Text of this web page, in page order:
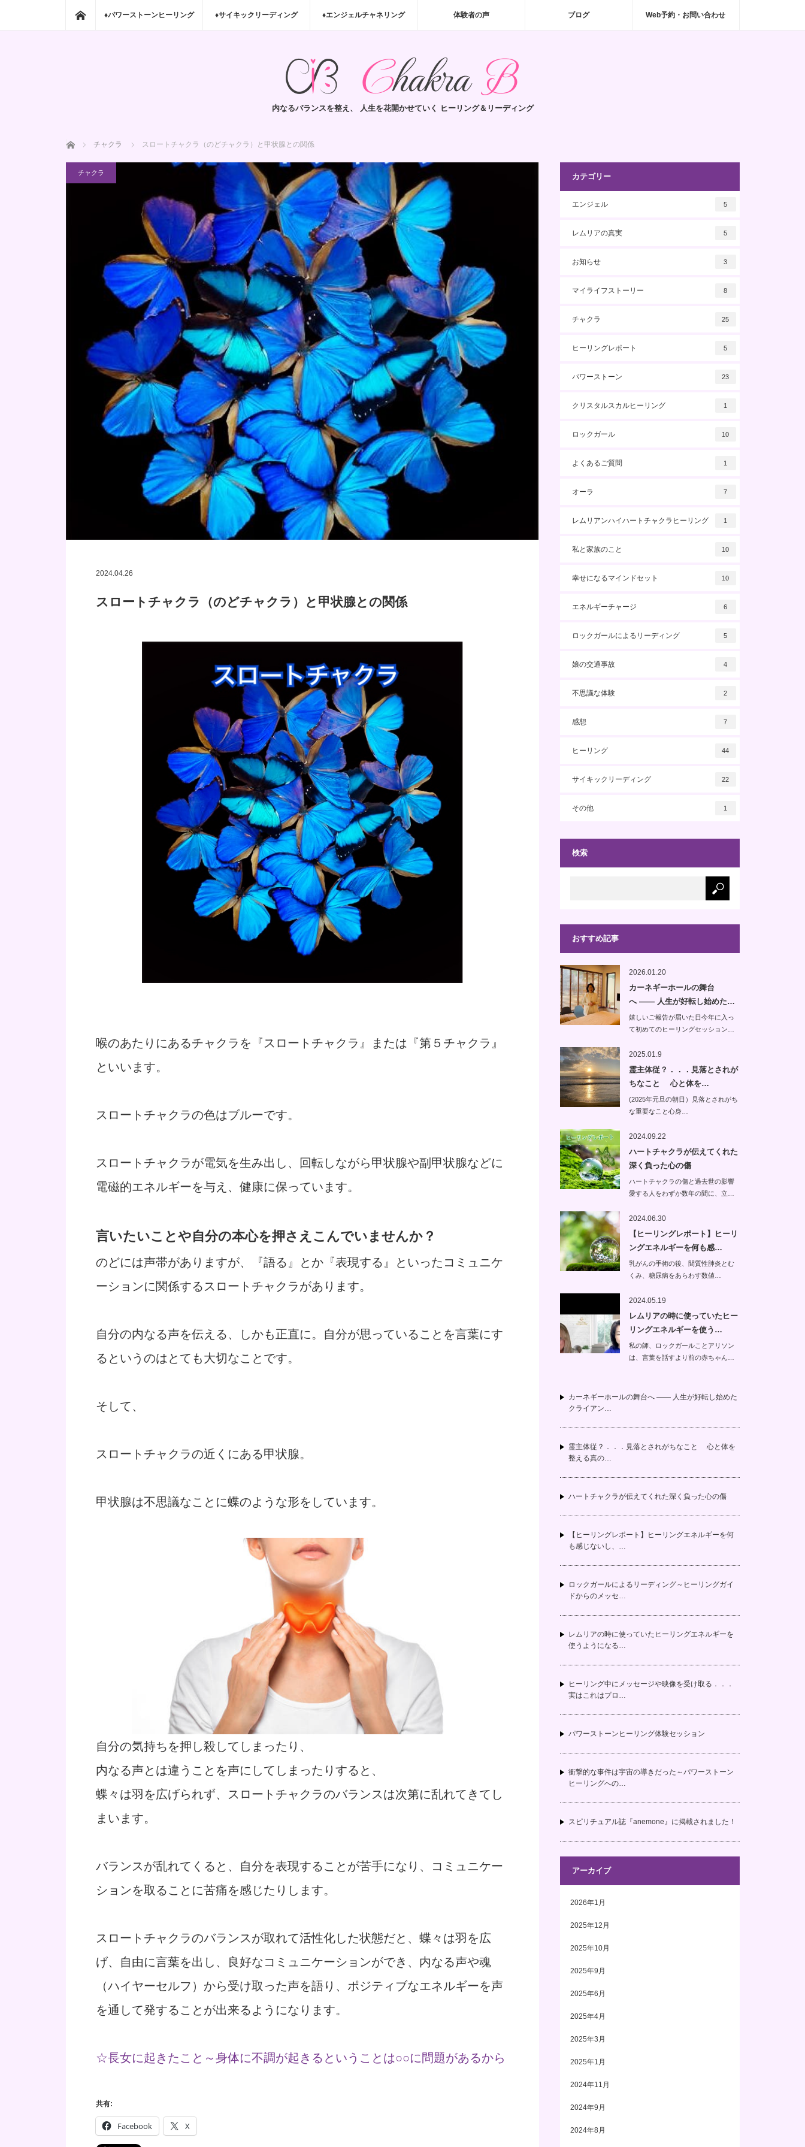
ホーム
♦パワーストーンヒーリング ♦サイキックリーディング ♦エンジェルチャネリング 体験者の声 ブログ Web予約・お問い合わせ
内なるバランスを整え、 人生を花開かせていく ヒーリング＆リーディング
ホーム チャクラ スロートチャクラ（のどチャクラ）と甲状腺との関係
チャクラ
2024.04.26
スロートチャクラ（のどチャクラ）と甲状腺との関係
喉のあたりにあるチャクラを『スロートチャクラ』または『第５チャクラ』
といいます。
スロートチャクラの色はブルーです。
スロートチャクラが電気を生み出し、回転しながら甲状腺や副甲状腺などに
電磁的エネルギーを与え、健康に保っています。
言いたいことや自分の本心を押さえこんでいませんか？
のどには声帯がありますが、『語る』とか『表現する』といったコミュニケ
ーションに関係するスロートチャクラがあります。
自分の内なる声を伝える、しかも正直に。自分が思っていることを言葉にす
るというのはとても大切なことです。
そして、
スロートチャクラの近くにある甲状腺。
甲状腺は不思議なことに蝶のような形をしています。
自分の気持ちを押し殺してしまったり、
内なる声とは違うことを声にしてしまったりすると、
蝶々は羽を広げられず、スロートチャクラのバランスは次第に乱れてきてし
まいます。
バランスが乱れてくると、自分を表現することが苦手になり、コミュニケー
ションを取ることに苦痛を感じたりします。
スロートチャクラのバランスが取れて活性化した状態だと、蝶々は羽を広
げ、自由に言葉を出し、良好なコミュニケーションができ、内なる声や魂
（ハイヤーセルフ）から受け取った声を語り、ポジティブなエネルギーを声
を通して発することが出来るようになります。
☆長女に起きたこと～身体に不調が起きるということは○○に問題があるから
共有:
Facebook X
カテゴリー
エンジェル 5
レムリアの真実 5
お知らせ 3
マイライフストーリー 8
チャクラ 25
ヒーリングレポート 5
パワーストーン 23
クリスタルスカルヒーリング 1
ロックガール 10
よくあるご質問 1
オーラ 7
レムリアンハイハートチャクラヒーリング 1
私と家族のこと 10
幸せになるマインドセット 10
エネルギーチャージ 6
ロックガールによるリーディング 5
娘の交通事故 4
不思議な体験 2
感想 7
ヒーリング 44
サイキックリーディング 22
その他 1
検索
おすすめ記事
2026.01.20
カーネギーホールの舞台
へ —— 人生が好転し始めた…
嬉しいご報告が届いた日今年に入っ
て初めてのヒーリングセッション…
2025.01.9
霊主体従？．．．見落とされが
ちなこと 心と体を…
(2025年元旦の朝日）見落とされがち
な重要なこと心身…
2024.09.22
ハートチャクラが伝えてくれた
深く負った心の傷
ハートチャクラの傷と過去世の影響
愛する人をわずか数年の間に、立…
2024.06.30
【ヒーリングレポート】ヒーリ
ングエネルギーを何も感…
乳がんの手術の後、間質性肺炎とむ
くみ、糖尿病をあらわす数値…
2024.05.19
レムリアの時に使っていたヒー
リングエネルギーを使う…
私の師、ロックガールことアリソン
は、言葉を話すより前の赤ちゃん…
カーネギーホールの舞台へ —— 人生が好転し始めた
クライアン…
霊主体従？．．．見落とされがちなこと 心と体を
整える真の…
ハートチャクラが伝えてくれた深く負った心の傷
【ヒーリングレポート】ヒーリングエネルギーを何
も感じないし、…
ロックガールによるリーディング～ヒーリングガイ
ドからのメッセ…
レムリアの時に使っていたヒーリングエネルギーを
使うようになる…
ヒーリング中にメッセージや映像を受け取る．．．
実はこれはプロ…
パワーストーンヒーリング体験セッション
衝撃的な事件は宇宙の導きだった～パワーストーン
ヒーリングへの…
スピリチュアル誌『anemone』に掲載されました！
アーカイブ
2026年1月
2025年12月
2025年10月
2025年9月
2025年6月
2025年4月
2025年3月
2025年1月
2024年11月
2024年9月
2024年8月